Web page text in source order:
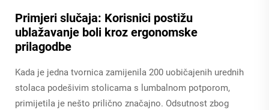
Primjeri slučaja: Korisnici postižu
ublažavanje boli kroz ergonomske
prilagodbe
Kada je jedna tvornica zamijenila 200 uobičajenih urednih
stolaca podešivim stolicama s lumbalnom potporom,
primijetila je nešto prilično značajno. Odsutnost zbog